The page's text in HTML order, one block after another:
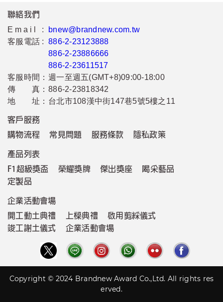
聯絡我們
Email :
bnew@brandnew.com.tw
客服電話 : 886-2-23123888
886-2-23886666
886-2-23611517
客服時間： 週一至週五(GMT+8)09:00-18:00
傳 真： 886-2-23818342
地 址： 台北市108漢中街147巷5號5樓之11
客戶服務
購物流程
常見問題 服務條款 隱私政策
產品列表
F1超級獎盃
榮耀獎牌 傑出獎座
喝采藝品
定製品
企業活動會場
開工動土典禮
上樑典禮
啟用剪綵儀式
竣工謝土儀式
企業活動會場
Copyright © 2024 Brandnew Award Co.,Ltd. All rights res
erved.